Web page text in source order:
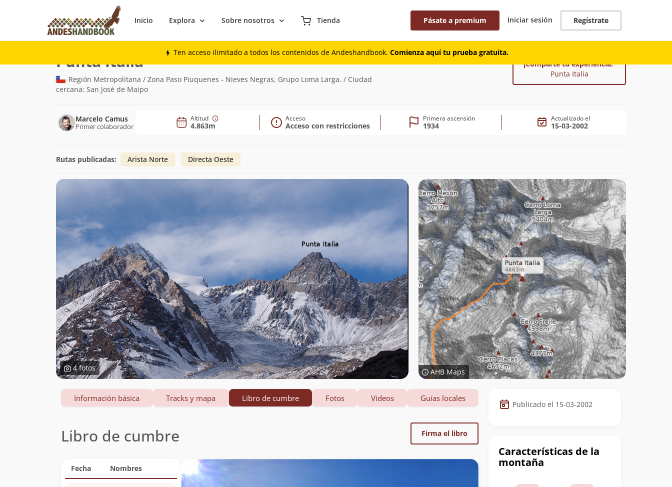
Inicio Explora Sobre nosotros Tienda Pásate a premium Iniciar sesión Regístrate
Ten acceso ilimitado a todos los contenidos de Andeshandbook. Comienza aquí tu prueba gratuita.
Montaña
Punta Italia (4.863m)
Región Metropolitana / Zona Paso Piuquenes - Nieves Negras, Grupo Loma Larga. / Ciudad
cercana: San José de Maipo
¡Comparte tu experiencia!
Punta Italia
Marcelo Camus
Primer colaborador
Altitud
4.863m
Acceso
Acceso con restricciones
Primera ascensión
1934
Actualizado el
15-03-2002
Rutas publicadas: Arista Norte Directa Oeste
4 fotos AHB Maps
Datos
de
cumbre
Publicado el 15-03-2002
Características de la
montaña
Información básica Tracks y mapa Libro de cumbre Fotos Videos Guías locales
Libro de cumbre Firma el libro
Fecha Nombres